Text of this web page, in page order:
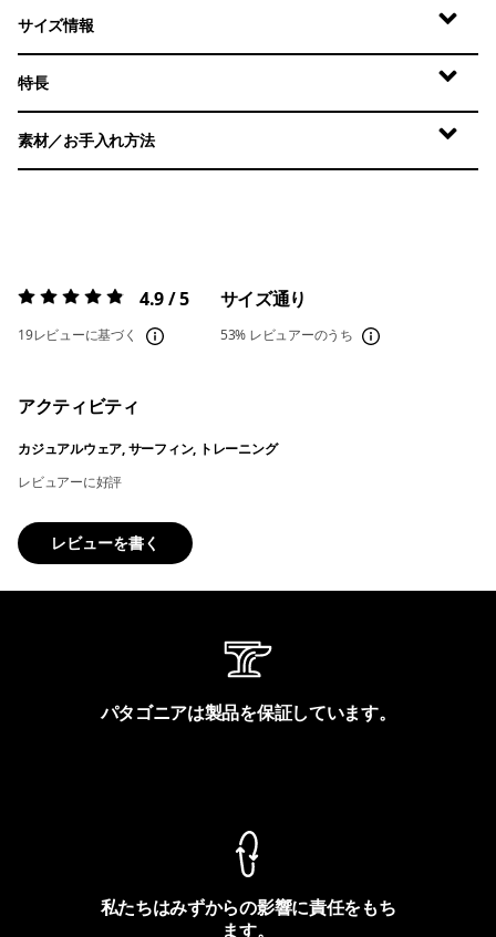
サイズ情報
特長
素材／お手入れ方法
評価:4.9 / 5 4.9 / 5
19レビューに基づく
サイズ通り
53% レビュアーのうち
アクティビティ
カジュアルウェア, サーフィン, トレーニング
レビュアーに好評
レビューを書く
パタゴニアは製品を保証しています。
私たちはみずからの影響に責任をもち
ます。